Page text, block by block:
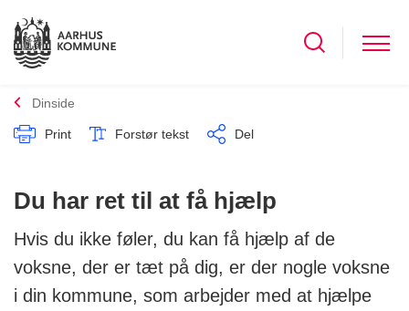
Dinside
Print Forstør tekst Del
Du har ret til at få hjælp
Hvis du ikke føler, du kan få hjælp af de
voksne, der er tæt på dig, er der nogle voksne
i din kommune, som arbejder med at hjælpe